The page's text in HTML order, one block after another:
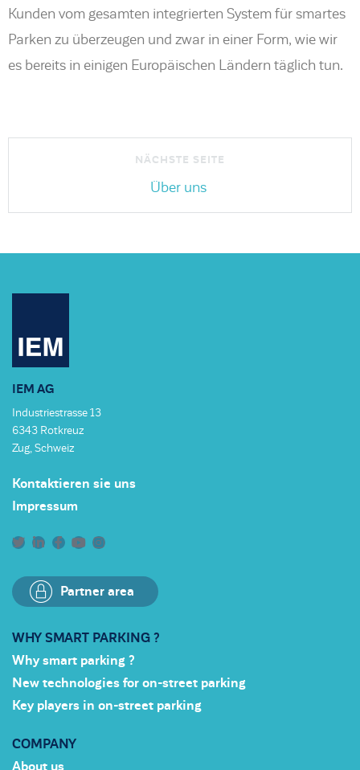
Kunden vom gesamten integrierten System für smartes
Parken zu überzeugen und zwar in einer Form, wie wir
es bereits in einigen Europäischen Ländern täglich tun.
Über uns
IEM AG
Industriestrasse 13
6343 Rotkreuz
Zug, Schweiz
Kontaktieren sie uns
Impressum
Partner area
WHY SMART PARKING ?
Why smart parking ?
New technologies for on-street parking
Key players in on-street parking
COMPANY
About us